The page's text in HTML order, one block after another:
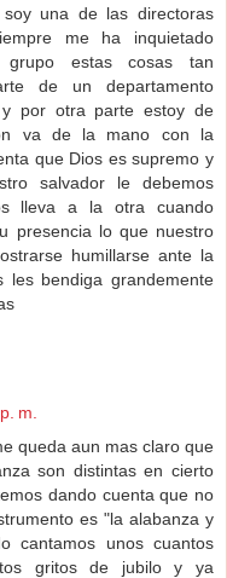
una de las directoras
me ha inquietado
estas cosas tan
de un departamento
por otra parte estoy de
va de la mano con la
que Dios es supremo y
salvador le debemos
lleva a la otra cuando
presencia lo que nuestro
humillarse ante la
les bendiga grandemente
m.
queda aun mas claro que
son distintas en cierto
dando cuenta que no
es "la alabanza y
cantamos unos cuantos
gritos de jubilo y ya